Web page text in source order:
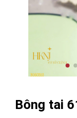
Bông tai